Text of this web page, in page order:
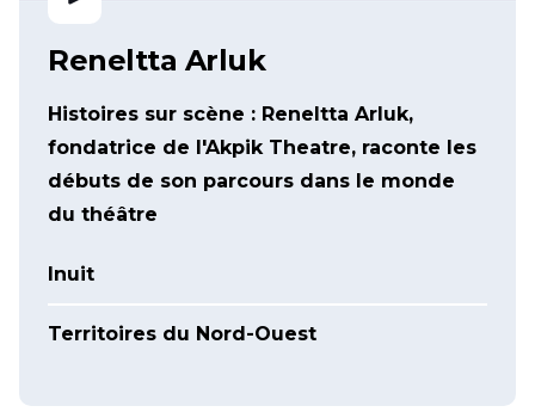
Reneltta Arluk
Histoires sur scène : Reneltta Arluk,
fondatrice de l'Akpik Theatre, raconte les
débuts de son parcours dans le monde
du théâtre
Inuit
Territoires du Nord-Ouest